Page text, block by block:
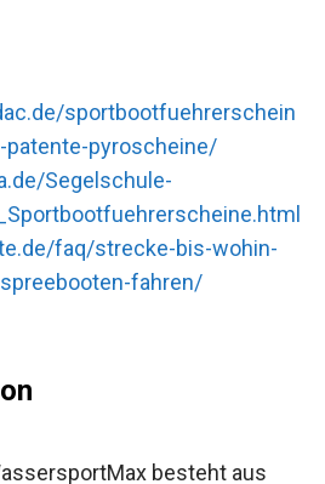
sportbootfuehrerschein
pyroscheine/
Segelschule-
faq/strecke-bis-wohin-
fahren/
besteht aus